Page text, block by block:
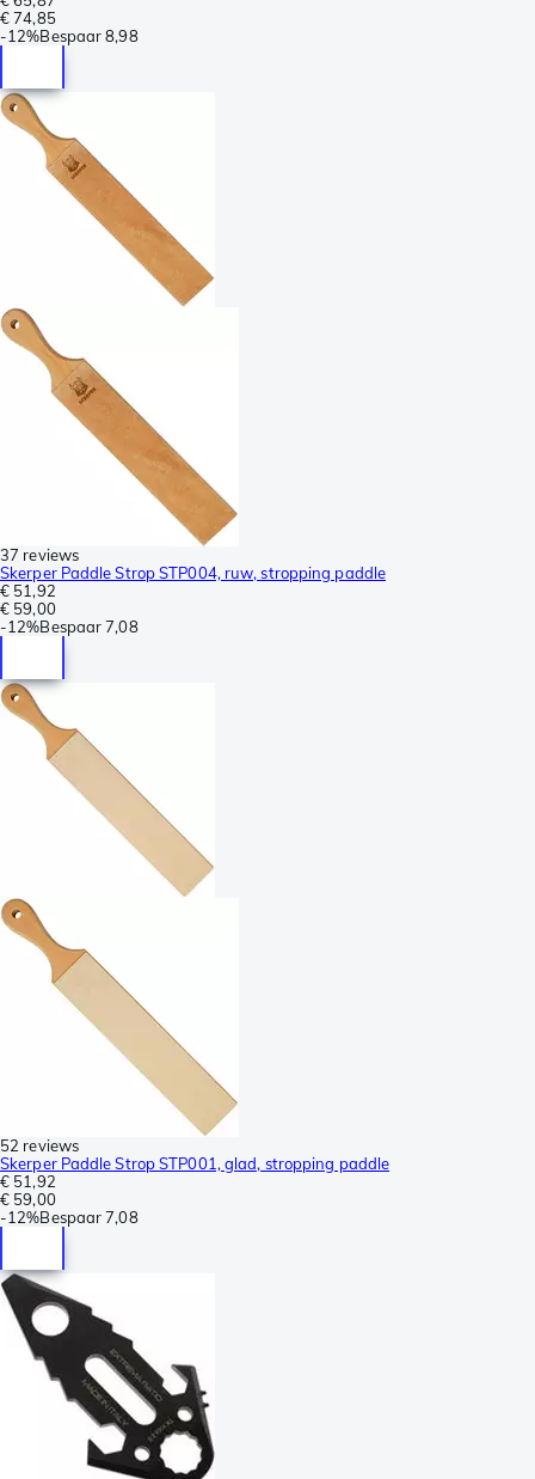
€ 74,85
-12%Bespaar 8,98
37 reviews
Skerper Paddle Strop STP004, ruw, stropping paddle
€ 51,92
€ 59,00
-12%Bespaar 7,08
52 reviews
Skerper Paddle Strop STP001, glad, stropping paddle
€ 51,92
€ 59,00
-12%Bespaar 7,08